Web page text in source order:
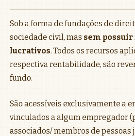
Sob a forma de fundações de
sociedade civil, mas sem
lucrativos. Todos os recursos
respectiva rentabilidade, são
fundo.
São acessíveis exclusivamente a
vinculados a algum empregador
associados/ membros de